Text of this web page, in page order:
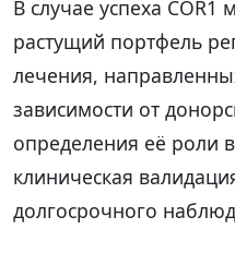
В случае успеха COR1
растущий портфель
лечения,
зависимости от
определения её роли
клиническая
долгосрочного